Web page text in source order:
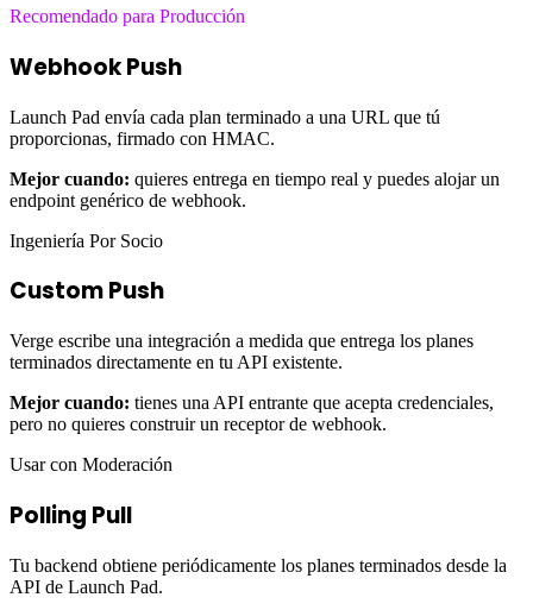
Recomendado para Producción
Webhook Push
Launch Pad envía cada plan terminado a una URL que tú
proporcionas, firmado con HMAC.
Mejor cuando: quieres entrega en tiempo real y puedes alojar un
endpoint genérico de webhook.
Ingeniería Por Socio
Custom Push
Verge escribe una integración a medida que entrega los planes
terminados directamente en tu API existente.
Mejor cuando: tienes una API entrante que acepta credenciales,
pero no quieres construir un receptor de webhook.
Usar con Moderación
Polling Pull
Tu backend obtiene periódicamente los planes terminados desde la
API de Launch Pad.